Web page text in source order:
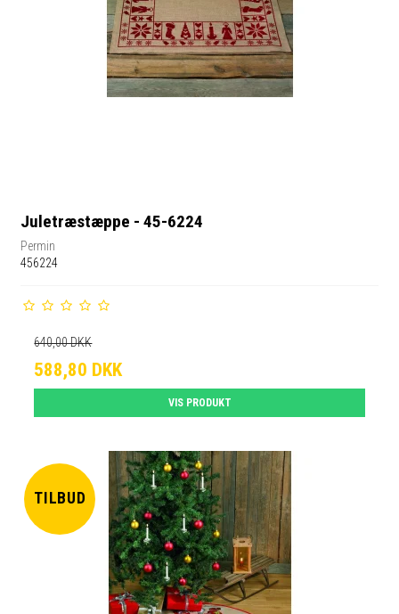
Juletræstæppe - 45-6224
Permin
456224
640,00 DKK
588,80 DKK
VIS PRODUKT
TILBUD